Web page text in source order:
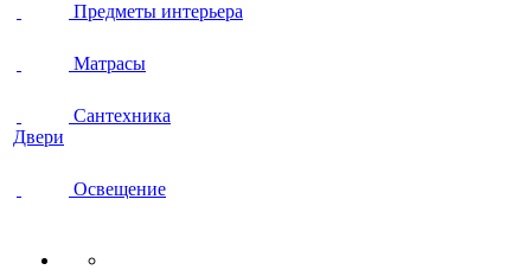
Предметы интерьера
Матрасы
Сантехника
Двери
Освещение